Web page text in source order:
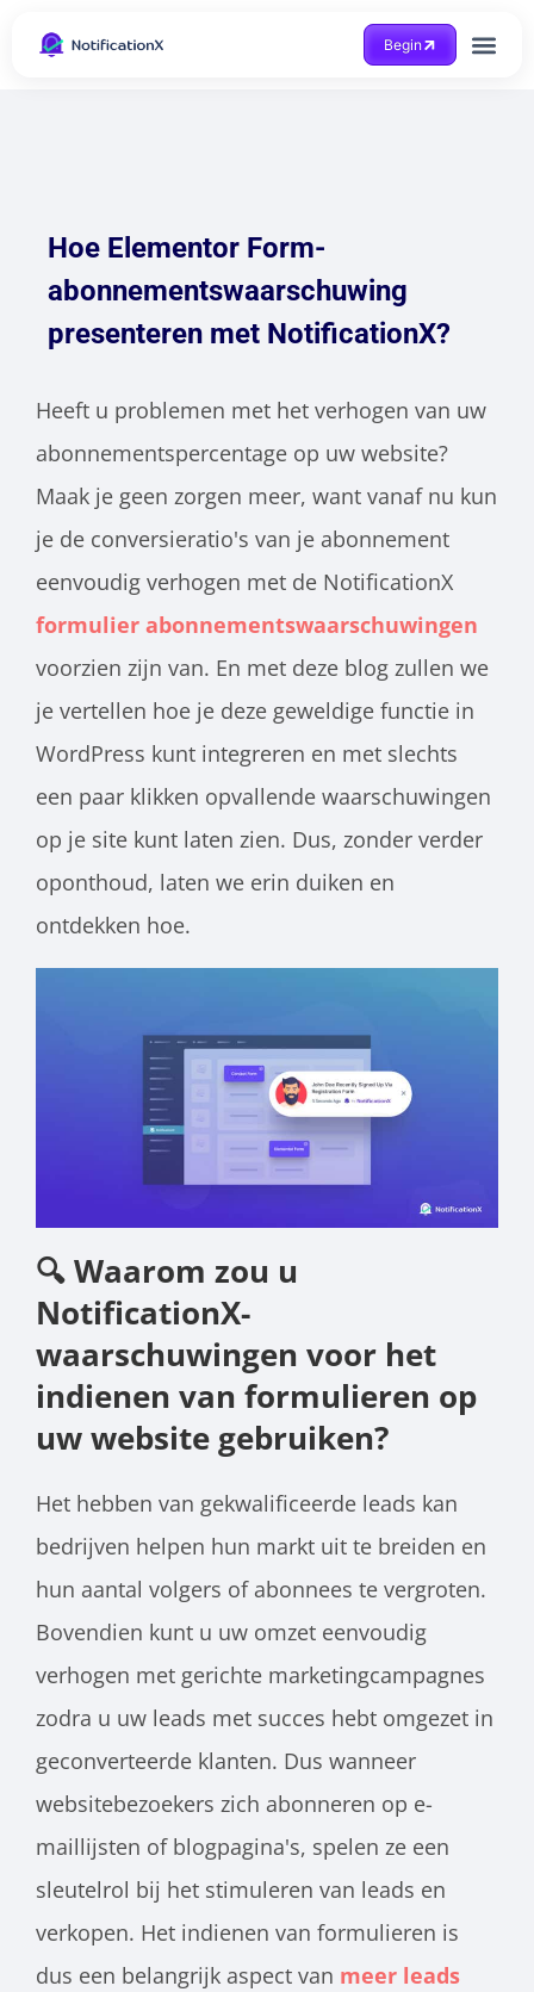
Begin
Hoe Elementor Form-
abonnementswaarschuwing
presenteren met NotificationX?
Heeft u problemen met het verhogen van uw
abonnementspercentage op uw website?
Maak je geen zorgen meer, want vanaf nu kun
je de conversieratio's van je abonnement
eenvoudig verhogen met de NotificationX
formulier abonnementswaarschuwingen
voorzien zijn van. En met deze blog zullen we
je vertellen hoe je deze geweldige functie in
WordPress kunt integreren en met slechts
een paar klikken opvallende waarschuwingen
op je site kunt laten zien. Dus, zonder verder
oponthoud, laten we erin duiken en
ontdekken hoe.
🔍 Waarom zou u
NotificationX-
waarschuwingen voor het
indienen van formulieren op
uw website gebruiken?
Het hebben van gekwalificeerde leads kan
bedrijven helpen hun markt uit te breiden en
hun aantal volgers of abonnees te vergroten.
Bovendien kunt u uw omzet eenvoudig
verhogen met gerichte marketingcampagnes
zodra u uw leads met succes hebt omgezet in
geconverteerde klanten. Dus wanneer
websitebezoekers zich abonneren op e-
maillijsten of blogpagina's, spelen ze een
sleutelrol bij het stimuleren van leads en
verkopen. Het indienen van formulieren is
dus een belangrijk aspect van meer leads